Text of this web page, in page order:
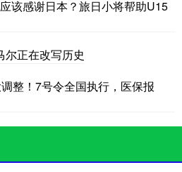
该感谢日本？旅日小将帮助U15
尔正在改写历史
整！7号令全国执行，医保报